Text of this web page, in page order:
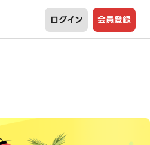
ログイン 会員登録